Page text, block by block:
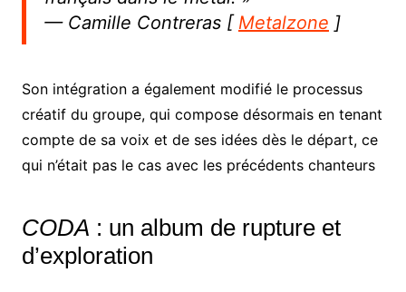
— Camille Contreras [ Metalzone ]
Son intégration a également modifié le processus
créatif du groupe, qui compose désormais en tenant
compte de sa voix et de ses idées dès le départ, ce
qui n’était pas le cas avec les précédents chanteurs
CODA : un album de rupture et
d’exploration